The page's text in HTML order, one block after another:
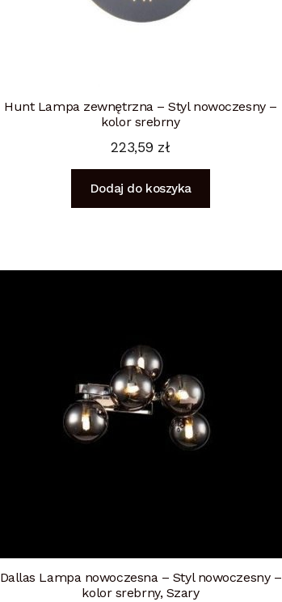
Hunt Lampa zewnętrzna – Styl nowoczesny –
kolor srebrny
223,59 zł
Dodaj do koszyka
Dallas Lampa nowoczesna – Styl nowoczesny –
kolor srebrny, Szary